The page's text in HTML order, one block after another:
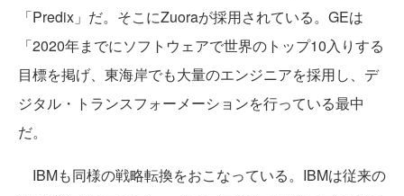
「Predix」だ。そこにZuoraが採用されている。GEは
「2020年までにソフトウェアで世界のトップ10入りする
目標を掲げ、東海岸でも大量のエンジニアを採用し、デ
ジタル・トランスフォーメーションを行っている最中
だ。
IBMも同様の戦略転換をおこなっている。IBMは従来の